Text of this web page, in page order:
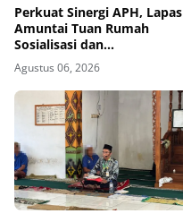
Perkuat Sinergi APH, Lapas
Amuntai Tuan Rumah
Sosialisasi dan
Penandatanganan MoU
Sidang Banding
Agustus 06, 2026